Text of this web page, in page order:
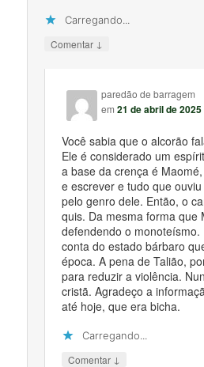
Carregando...
Comentar ↓
paredão de barragem
em21 de abril de
Você sabia que o alcorão
Ele é considerado um
a base da crença é
e escrever e tudo que
pelo genro dele. Então, o
quis. Da mesma forma que
defendendo o
conta do estado bárbaro
época. A pena de Talião,
para reduzir a violência.
cristã. Agradeço a
até hoje, que era bicha.
Carregando...
Comentar ↓